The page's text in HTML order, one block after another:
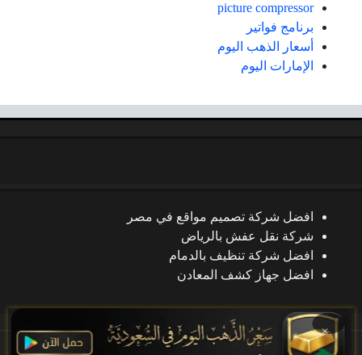
picture compressor
برنامج فواتير
أسعار الذهب اليوم
الإمارات اليوم
افضل شركة تصميم مواقع في مصر
شركة نقل عفش بالرياض
افضل شركة تنظيف بالدمام
افضل جهاز كشف المعادن
×